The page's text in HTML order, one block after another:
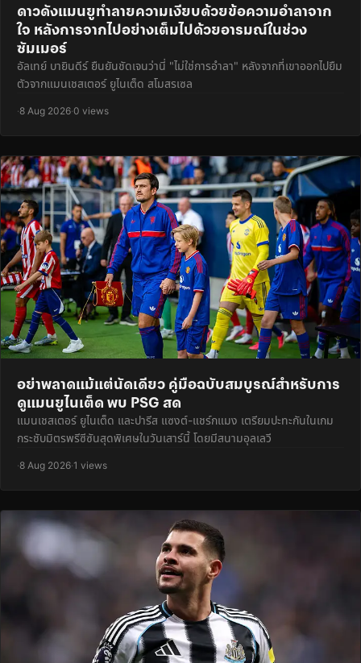
ดาวดังแมนยูทำลายความเงียบด้วยข้อความอำลาจาก
ใจ หลังการจากไปอย่างเต็มไปด้วยอารมณ์ในช่วง
ซัมเมอร์
อัลเทย์ บายินดีร์ ยืนยันชัดเจนว่านี่ "ไม่ใช่การอำลา" หลังจากที่เขาออกไปยืม
ตัวจากแมนเชสเตอร์ ยูไนเต็ด สโมสรเซล
·8 Aug 2026·0 views
อย่าพลาดแม้แต่นัดเดียว คู่มือฉบับสมบูรณ์สำหรับการ
ดูแมนยูไนเต็ด พบ PSG สด
แมนเชสเตอร์ ยูไนเต็ด และปารีส แซงต์-แชร์กแมง เตรียมปะทะกันในเกม
กระชับมิตรพรีซีซันสุดพิเศษในวันเสาร์นี้ โดยมีสนามอุลเลวี
·8 Aug 2026·1 views